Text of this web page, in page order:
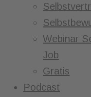
Webinar
Job
Gratis
Podcast